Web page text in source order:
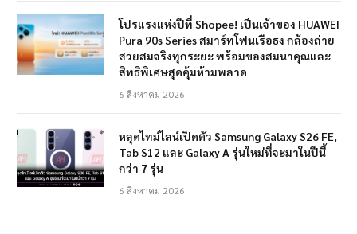
โปรแรงแห่งปีที่ Shopee! เป็นเจ้าของ HUAWEI
Pura 90s Series สมาร์ทโฟนเรือธง กล้องถ่าย
สวยสมจริงทุกระยะ พร้อมของสมนาคุณและ
สิทธิพิเศษสุดคุ้มห้ามพลาด
6 สิงหาคม 2026
หลุดไทม์ไลน์เปิดตัว Samsung Galaxy S26 FE,
Tab S12 และ Galaxy A รุ่นใหม่ที่จะมาในปีนี้
กว่า 7 รุ่น
6 สิงหาคม 2026